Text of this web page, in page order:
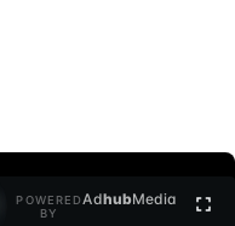
POWERED
BY
AdhubMedia